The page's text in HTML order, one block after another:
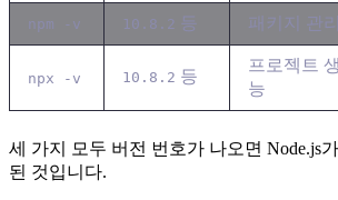
npm -v 10.8.2 등 패키지 관
npx -v 10.8.2 등
프로젝트
능
세 가지 모두 버전 번호가 나오면 Node.js
된 것입니다.